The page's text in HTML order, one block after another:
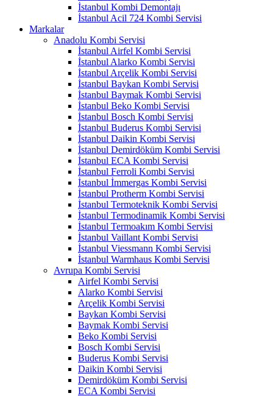
İstanbul Kombi Demontajı
İstanbul Acil 724 Kombi Servisi
Markalar
Anadolu Kombi Servisi
İstanbul Airfel Kombi Servisi
İstanbul Alarko Kombi Servisi
İstanbul Arçelik Kombi Servisi
İstanbul Baykan Kombi Servisi
İstanbul Baymak Kombi Servisi
İstanbul Beko Kombi Servisi
İstanbul Bosch Kombi Servisi
İstanbul Buderus Kombi Servisi
İstanbul Daikin Kombi Servisi
İstanbul Demirdöküm Kombi Servisi
İstanbul ECA Kombi Servisi
İstanbul Ferroli Kombi Servisi
İstanbul İmmergas Kombi Servisi
İstanbul Protherm Kombi Servisi
İstanbul Termoteknik Kombi Servisi
İstanbul Termodinamik Kombi Servisi
İstanbul Termoakım Kombi Servisi
İstanbul Vaillant Kombi Servisi
İstanbul Viessmann Kombi Servisi
İstanbul Warmhaus Kombi Servisi
Avrupa Kombi Servisi
Airfel Kombi Servisi
Alarko Kombi Servisi
Arçelik Kombi Servisi
Baykan Kombi Servisi
Baymak Kombi Servisi
Beko Kombi Servisi
Bosch Kombi Servisi
Buderus Kombi Servisi
Daikin Kombi Servisi
Demirdöküm Kombi Servisi
ECA Kombi Servisi